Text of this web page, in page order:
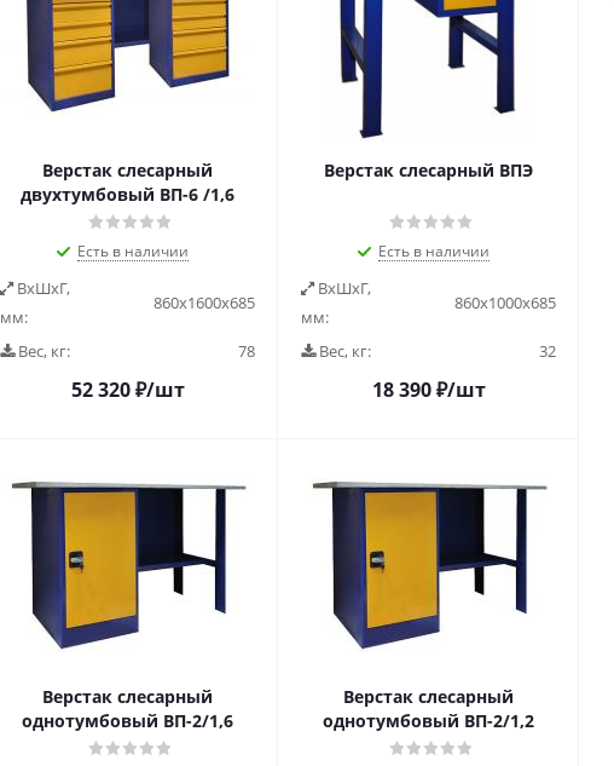
Верстак слесарный
двухтумбовый ВП-6 /1,6
Есть в наличии
ВxШxГ,
мм:
860х1600х685
Вес, кг: 78
52 320₽/шт
Верстак слесарный ВПЭ
Есть в наличии
ВxШxГ,
мм:
860х1000х685
Вес, кг: 32
18 390₽/шт
Верстак слесарный
однотумбовый ВП-2/1,6
Верстак слесарный
однотумбовый ВП-2/1,2